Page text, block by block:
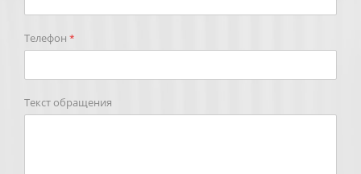
Телефон *
Текст обращения